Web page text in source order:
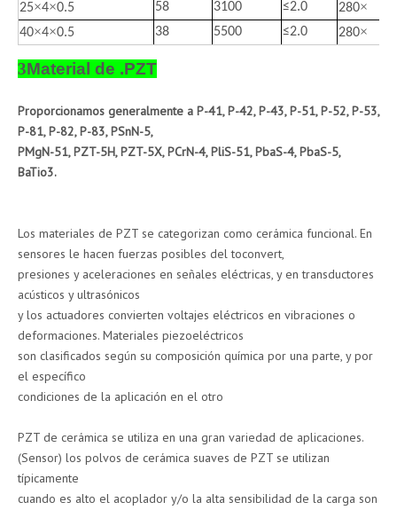
25×4×0.5 58 3100 ≤2.0 280×
40×4×0.5 38 5500 ≤2.0 280×
3Material de .PZT
Proporcionamos generalmente a P-41, P-42, P-43, P-51, P-52, P-53,
P-81, P-82, P-83, PSnN-5,
PMgN-51, PZT-5H, PZT-5X, PCrN-4, PliS-51, PbaS-4, PbaS-5,
BaTio3.
Los materiales de PZT se categorizan como cerámica funcional. En
sensores le hacen fuerzas posibles del toconvert,
presiones y aceleraciones en señales eléctricas, y en transductores
acústicos y ultrasónicos
y los actuadores convierten voltajes eléctricos en vibraciones o
deformaciones. Materiales piezoeléctricos
son clasificados según su composición química por una parte, y por
el específico
condiciones de la aplicación en el otro
PZT de cerámica se utiliza en una gran variedad de aplicaciones.
(Sensor) los polvos de cerámica suaves de PZT se utilizan
típicamente
cuando es alto el acoplador y/o la alta sensibilidad de la carga son